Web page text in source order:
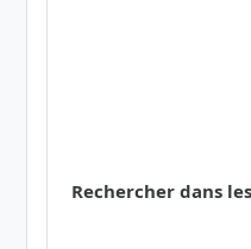
Rechercher dans